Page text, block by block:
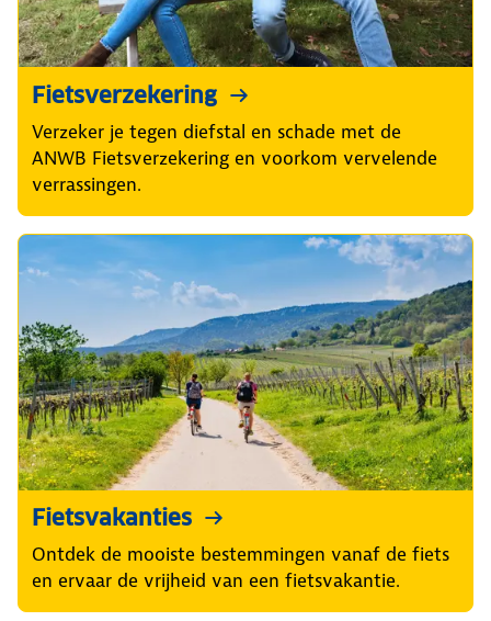
Fietsverzekering
Verzeker je tegen diefstal en schade met de
ANWB Fietsverzekering en voorkom vervelende
verrassingen.
Fietsvakanties
Ontdek de mooiste bestemmingen vanaf de fiets
en ervaar de vrijheid van een fietsvakantie.